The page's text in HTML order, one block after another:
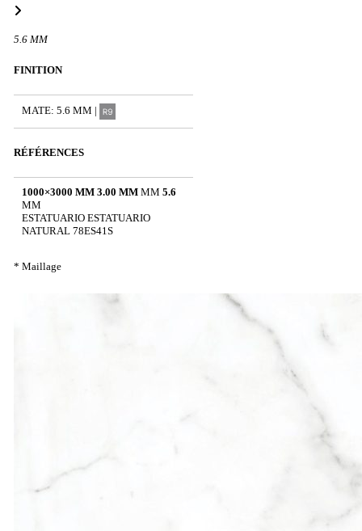
5.6 MM
FINITION
MATE: 5.6 MM |
RÉFÉRENCES
1000×3000 MM 3.00 MMMM 5.6
MM
ESTATUARIO ESTATUARIO
NATURAL 78ES41S
* Maillage